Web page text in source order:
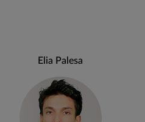
Elia Palesa